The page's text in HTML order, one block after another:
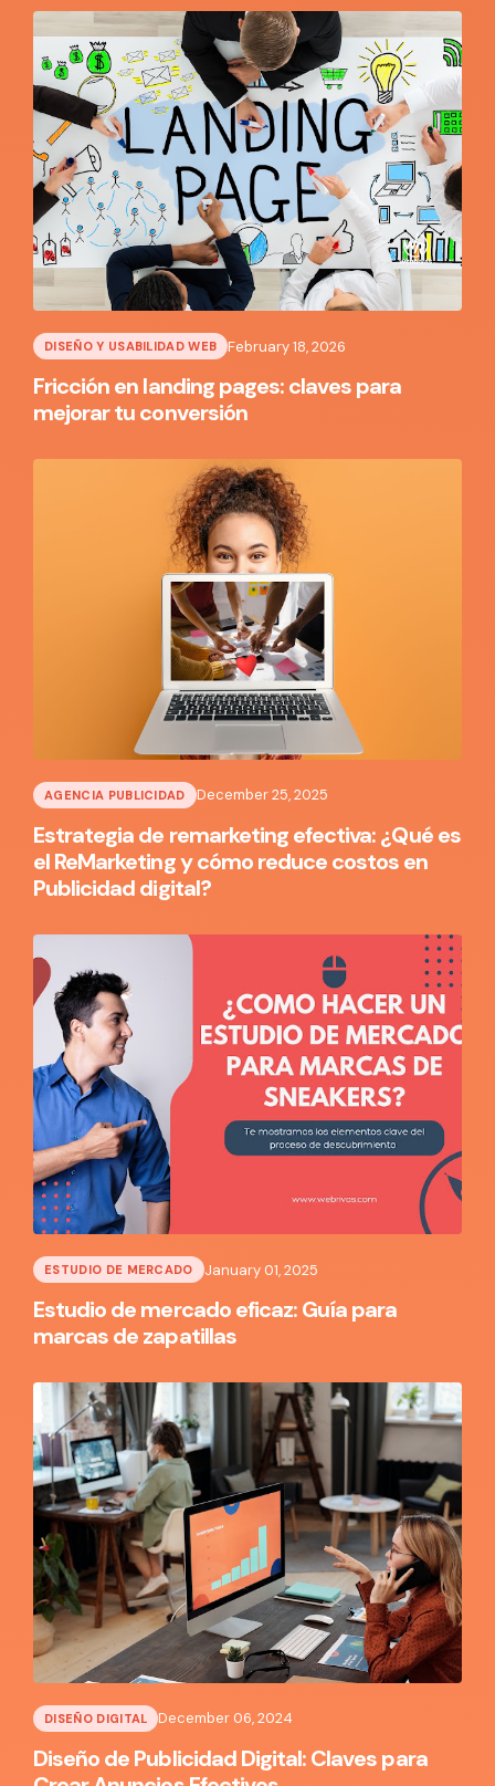
DISEÑO Y USABILIDAD WEB February 18, 2026
Fricción en landing pages: claves para
mejorar tu conversión
AGENCIA PUBLICIDAD December 25, 2025
Estrategia de remarketing efectiva: ¿Qué es
el ReMarketing y cómo reduce costos en
Publicidad digital?
ESTUDIO DE MERCADO January 01, 2025
Estudio de mercado eficaz: Guía para
marcas de zapatillas
DISEÑO DIGITAL December 06, 2024
Diseño de Publicidad Digital: Claves para